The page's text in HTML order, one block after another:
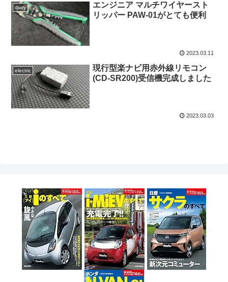
diary
エンジニア マルチワイヤースト
リッパー PAW-01がとても便利
2023.03.11
electric
現行型楽ナビ用赤外線リモコン
(CD-SR200)受信機完成しました
2023.03.03